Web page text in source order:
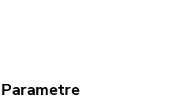
Parametre